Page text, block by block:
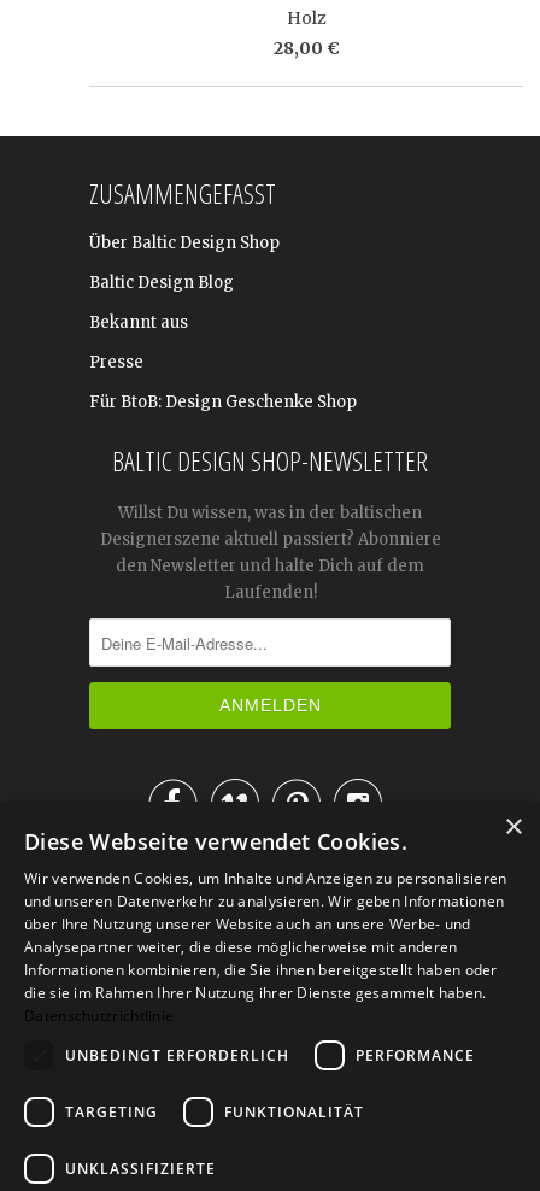
Holz
28,00 €
ZUSAMMENGEFASST
Über Baltic Design Shop
Baltic Design Blog
Bekannt aus
Presse
Für BtoB: Design Geschenke Shop
BALTIC DESIGN SHOP-NEWSLETTER
Willst Du wissen, was in der baltischen
Designerszene aktuell passiert? Abonniere
den Newsletter und halte Dich auf dem
Laufenden!

IM KATALOG BLÄTTERN
Versand Zahlarten
Retoure
Widerrufsformular
×
Diese Webseite verwendet Cookies.
Wir verwenden Cookies, um Inhalte und Anzeigen zu personalisieren
und unseren Datenverkehr zu analysieren. Wir geben Informationen
über Ihre Nutzung unserer Website auch an unsere Werbe- und
Analysepartner weiter, die diese möglicherweise mit anderen
Informationen kombinieren, die Sie ihnen bereitgestellt haben oder
die sie im Rahmen Ihrer Nutzung ihrer Dienste gesammelt haben.
Datenschutzrichtlinie
UNBEDINGT ERFORDERLICH
PERFORMANCE
TARGETING FUNKTIONALITÄT
UNKLASSIFIZIERTE